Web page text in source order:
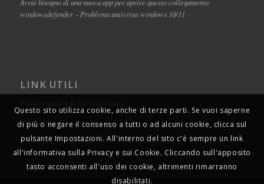
Avrai bisogno di una nuova app per aprire questo collegamento
windowsdefender – Problema antivirus windows 10/11
LINK UTILI
Disclaimer
Questo sito utilizza cookie, anche di terze parti. Se vuoi saperne
di più o negare il consenso a tutti o ad alcuni cookie, clicca sul
pulsante Impostazioni. All'interno del sito c'è sempre un link
all'informativa sulla Privacy e sui Cookie. Cliccando sull'apposito
tasto acconsenti all'uso dei cookie, altrimenti rimarranno
disabilitati.